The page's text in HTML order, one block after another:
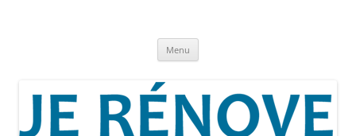
Menu